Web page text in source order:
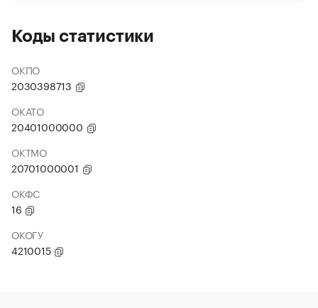
Коды статистики
ОКПО
2030398713
ОКАТО
20401000000
ОКТМО
20701000001
ОКФС
16
ОКОГУ
4210015